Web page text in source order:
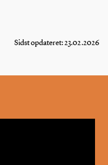
Sidst opdateret: 23.02.2026